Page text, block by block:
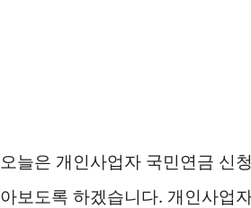
오늘은 개인사업자 국민연금 신
아보도록 하겠습니다. 개인사업